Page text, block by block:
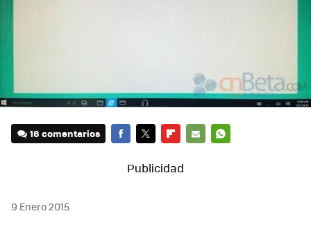
16 comentarios
9 Enero 2015